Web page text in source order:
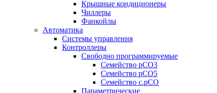
Крышные кондиционеры
Чиллеры
Фанкойлы
Автоматика
Системы управления
Контроллеры
Свободно программируемые
Семейство pCO3
Семейство pCO5
Семейство c.pCO
Параметрические